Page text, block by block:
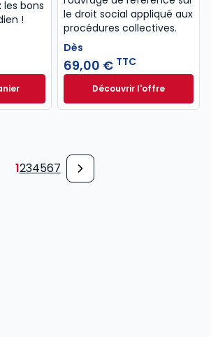
les bons
!
du manager 2026 à 49,00 € TTC
le droit social appliqué aux
procédures collectives.
Dès
69,00 € TTC
Découvrir l'offre
Droit social
Dès
1234567